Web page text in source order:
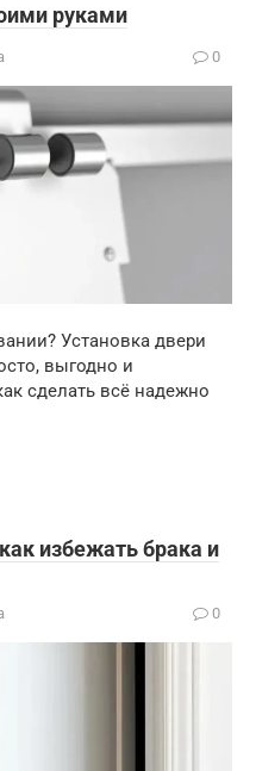
руками
0
Установка двери
выгодно и
сделать всё надежно
избежать брака и
0